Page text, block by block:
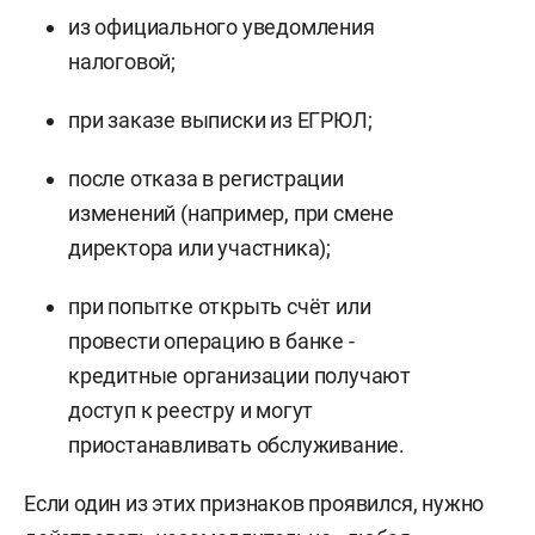
из официального уведомления
налоговой;
при заказе выписки из ЕГРЮЛ;
после отказа в регистрации
изменений (например, при смене
директора или участника);
при попытке открыть счёт или
провести операцию в банке -
кредитные организации получают
доступ к реестру и могут
приостанавливать обслуживание.
Если один из этих признаков проявился, нужно